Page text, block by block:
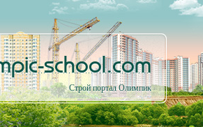
school.com
Строй портал Олимпик